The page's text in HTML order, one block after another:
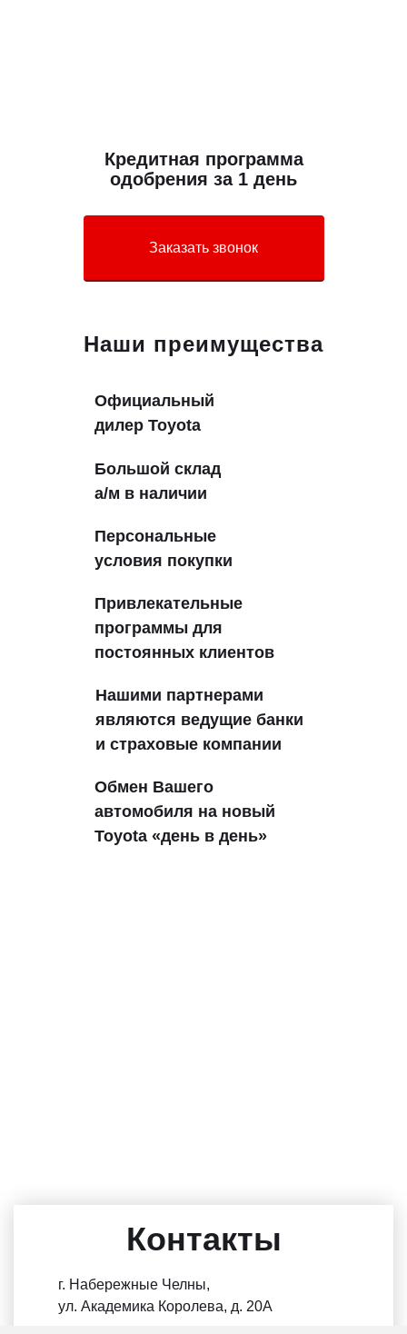
Кредитная программа
одобрения за 1 день
Заказать звонок
Наши преимущества
Официальный
дилер Toyota
Большой склад
а/м в наличии
Персональные
условия покупки
Привлекательные
программы для
постоянных клиентов
Нашими партнерами
являются ведущие банки
и страховые компании
Обмен Вашего
автомобиля на новый
Toyota «день в день»
Контакты
г. Набережные Челны,
ул. Академика Королева, д. 20А